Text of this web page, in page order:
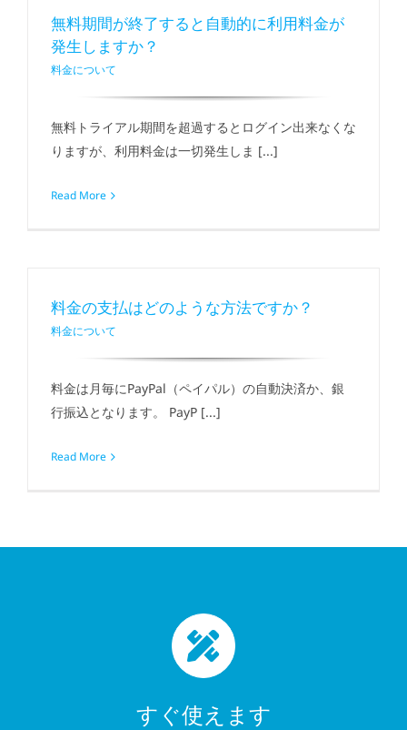
無料期間が終了すると自動的に利用料金が
発生しますか？
料金について
無料トライアル期間を超過するとログイン出来なくな
りますが、利用料金は一切発生しま [...]
Read More
料金の支払はどのような方法ですか？
料金について
料金は月毎にPayPal（ペイパル）の自動決済か、銀
行振込となります。 PayP [...]
Read More
すぐ使えます